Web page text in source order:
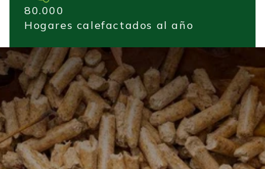
80.000
Hogares calefactados al año